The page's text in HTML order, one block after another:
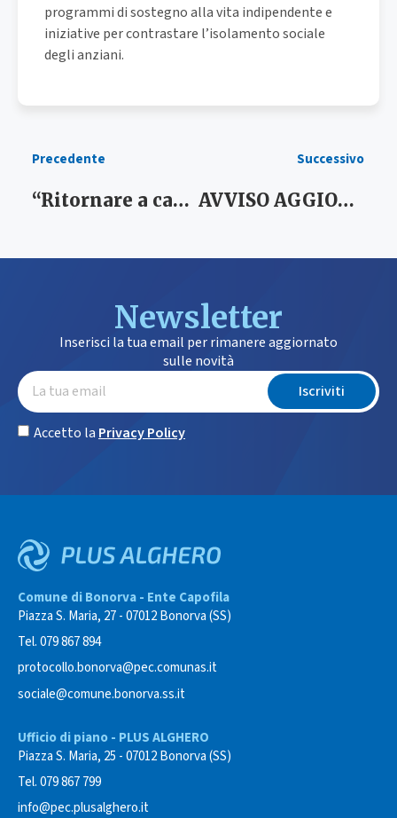
Precedente
“Ritornare a casa PLUS”. Download moduli utili ai fini del Progetto Personalizzato
Successivo
AVVISO AGGIORNAMENTO REGISTRO DEGLI ASSISTENTI FAMILIARI
programmi di sostegno alla vita indipendente e
iniziative per contrastare l’isolamento sociale
degli anziani.
Newsletter
Inserisci la tua email per rimanere aggiornato
sulle novità
Accetto la Privacy Policy
Iscriviti
Comune di Bonorva - Ente Capofila
Piazza S. Maria, 27 - 07012 Bonorva (SS)
Tel. 079 867 894
protocollo.bonorva@pec.comunas.it
sociale@comune.bonorva.ss.it
Ufficio di piano - PLUS ALGHERO
Piazza S. Maria, 25 - 07012 Bonorva (SS)
Tel. 079 867 799
info@pec.plusalghero.it